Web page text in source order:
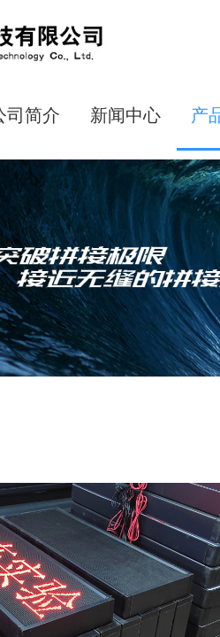
司简介 新闻中心 产